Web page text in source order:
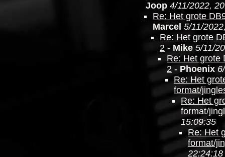
Joop 4/11/2022,
Re: Het grote
Marcel 5/11/
Re: Het grote
2 - Mike 5/11/
Re: Het grote
2 - Phoenix
Re: Het
format/
Re: Het
format/
15:09:35
Re: Het
format/
22:24:18